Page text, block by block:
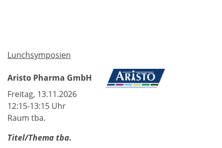
Lunchsymposien
Aristo Pharma GmbH
Freitag, 13.11.2026
12:15-13:15 Uhr
Raum tba.
Titel/Thema tba.